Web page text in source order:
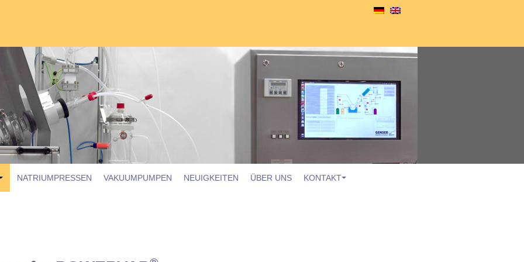
& Zubehör
NATRIUMPRESSEN VAKUUMPUMPEN NEUIGKEITEN ÜBER UNS KONTAKT